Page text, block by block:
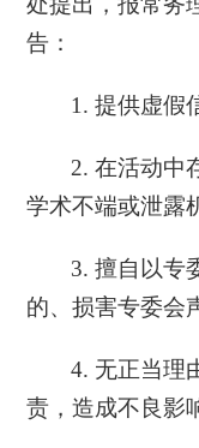
告：
1. 提供虚假
2. 在活动中
学术不端或泄露
3. 擅自以专
的、损害专委会
4. 无正当理
责，造成不良影